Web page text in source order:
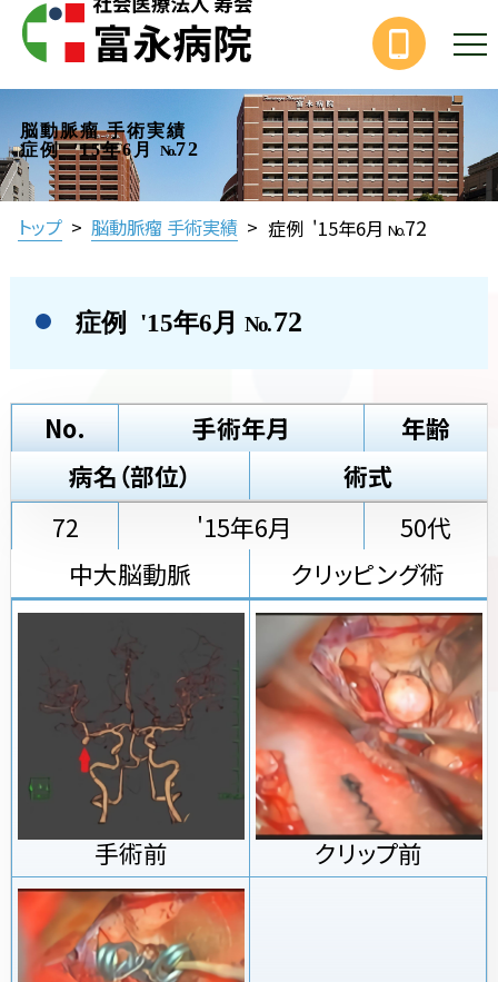
脳動脈瘤 手術実績
症例 '15年6月
No.72
トップ > 脳動脈瘤 手術実績 > 症例 '15年6月 No.72
症例 '15年6月 No.72
No. 手術年月
年齢
病名（部位）
術式
72
'15年6月
50代
中大脳動脈
クリッピング術
手術前 クリップ前